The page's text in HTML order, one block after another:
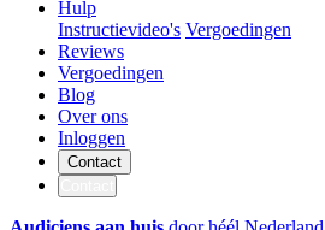
Hulp
Instructievideo's Vergoedingen
Reviews
Vergoedingen
Blog
Over ons
Inloggen
Contact